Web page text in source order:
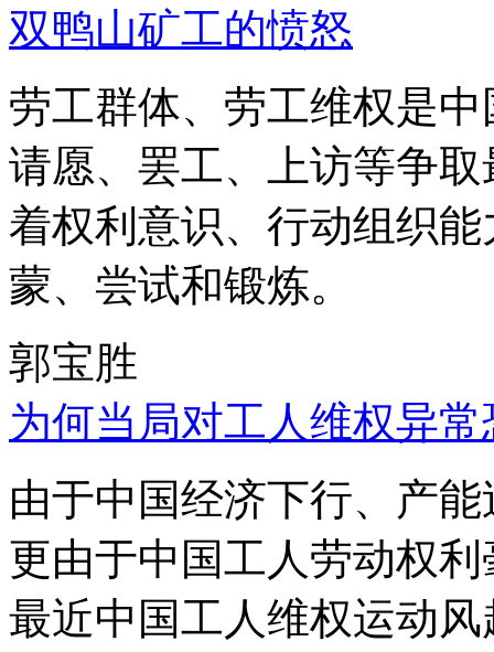
双鸭山矿工的愤怒
劳工群体、劳工维权是
请愿、罢工、上访等争
着权利意识、行动组织
蒙、尝试和锻炼。
郭宝胜
为何当局对工人维权异
由于中国经济下行、产
更由于中国工人劳动权
最近中国工人维权运动